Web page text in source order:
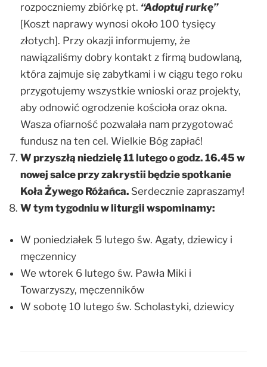
rozpoczniemy zbiórkę pt. “Adoptuj rurkę”
[Koszt naprawy wynosi około 100 tysięcy
złotych]. Przy okazji informujemy, że
nawiązaliśmy dobry kontakt z firmą budowlaną,
która zajmuje się zabytkami i w ciągu tego roku
przygotujemy wszystkie wnioski oraz projekty,
aby odnowić ogrodzenie kościoła oraz okna.
Wasza ofiarność pozwalała nam przygotować
fundusz na ten cel. Wielkie Bóg zapłać!
W przyszłą niedzielę 11 lutego o godz. 16.45 w
nowej salce przy zakrystii będzie spotkanie
Koła Żywego Różańca. Serdecznie zapraszamy!
W tym tygodniu w liturgii wspominamy:
W poniedziałek 5 lutego św. Agaty, dziewicy i
męczennicy
We wtorek 6 lutego św. Pawła Miki i
Towarzyszy, męczenników
W sobotę 10 lutego św. Scholastyki, dziewicy